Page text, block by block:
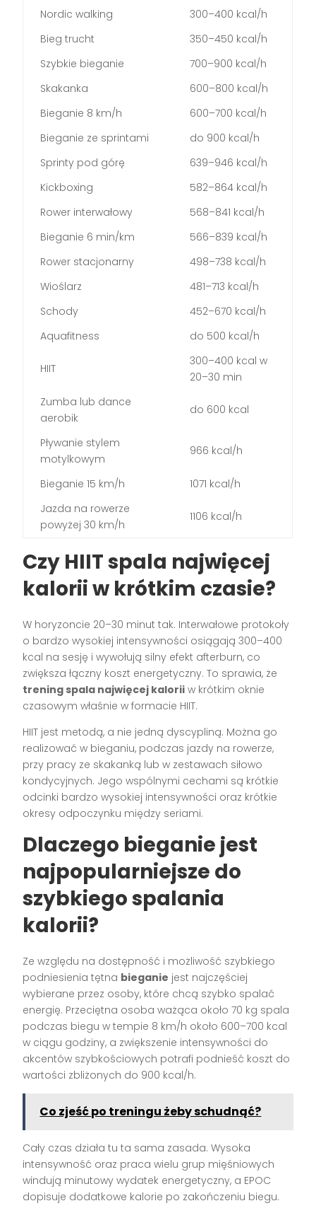
Nordic walking
300–400 kcal/h
Bieg trucht
350–450 kcal/h
Szybkie bieganie
700–900 kcal/h
Skakanka
600–800 kcal/h
Bieganie 8 km/h
600–700 kcal/h
Bieganie ze sprintami
do 900 kcal/h
Sprinty pod górę
639–946 kcal/h
Kickboxing
582–864 kcal/h
Rower interwałowy
568–841 kcal/h
Bieganie 6 min/km
566–839 kcal/h
Rower stacjonarny
498–738 kcal/h
Wioślarz
481–713 kcal/h
Schody
452–670 kcal/h
Aquafitness
do 500 kcal/h
HIIT
300–400 kcal w
20–30 min
Zumba lub dance
aerobik
do 600 kcal
Pływanie stylem
motylkowym
966 kcal/h
Bieganie 15 km/h
1071 kcal/h
Jazda na rowerze
powyżej 30 km/h
1106 kcal/h
Czy HIIT spala najwięcej
kalorii w krótkim czasie?
W horyzoncie 20–30 minut tak. Interwałowe protokoły
o bardzo wysokiej intensywności osiągają 300–400
kcal na sesję i wywołują silny efekt afterburn, co
zwiększa łączny koszt energetyczny. To sprawia, że
trening spala najwięcej kalorii w krótkim oknie
czasowym właśnie w formacie HIIT.
HIIT jest metodą, a nie jedną dyscypliną. Można go
realizować w bieganiu, podczas jazdy na rowerze,
przy pracy ze skakanką lub w zestawach siłowo
kondycyjnych. Jego wspólnymi cechami są krótkie
odcinki bardzo wysokiej intensywności oraz krótkie
okresy odpoczynku między seriami.
Dlaczego bieganie jest
najpopularniejsze do
szybkiego spalania
kalorii?
Ze względu na dostępność i możliwość szybkiego
podniesienia tętna bieganie jest najczęściej
wybierane przez osoby, które chcą szybko spalać
energię. Przeciętna osoba ważąca około 70 kg spala
podczas biegu w tempie 8 km/h około 600–700 kcal
w ciągu godziny, a zwiększenie intensywności do
akcentów szybkościowych potrafi podnieść koszt do
wartości zbliżonych do 900 kcal/h.
Co zjeść po treningu żeby schudnąć?
Cały czas działa tu ta sama zasada. Wysoka
intensywność oraz praca wielu grup mięśniowych
windują minutowy wydatek energetyczny, a EPOC
dopisuje dodatkowe kalorie po zakończeniu biegu.